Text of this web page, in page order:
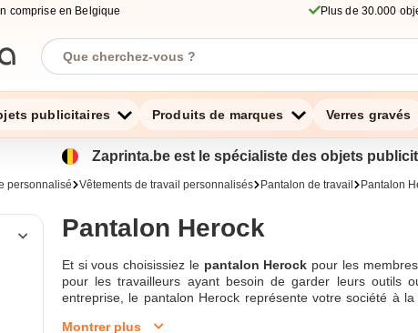
comprise en Belgique Plus de 30.000
publicitaires Produits de marques Verres gravés
Zaprinta.be est le spécialiste des objets
personnalisé Vêtements de travail personnalisés Pantalon de travail Pantalon
Pantalon Herock
Et si vous choisissiez le pantalon Herock pour les
pour les travailleurs ayant besoin de garder leurs outils
entreprise, le pantalon Herock représente votre société à
Montrer plus